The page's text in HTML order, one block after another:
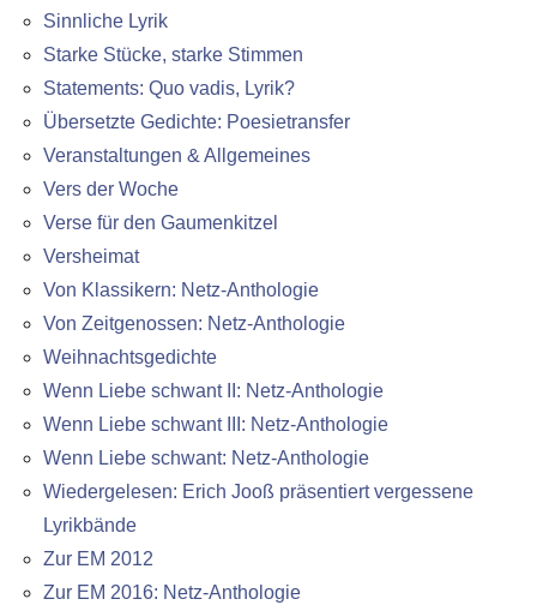
Sinnliche Lyrik
Starke Stücke, starke Stimmen
Statements: Quo vadis, Lyrik?
Übersetzte Gedichte: Poesietransfer
Veranstaltungen & Allgemeines
Vers der Woche
Verse für den Gaumenkitzel
Versheimat
Von Klassikern: Netz-Anthologie
Von Zeitgenossen: Netz-Anthologie
Weihnachtsgedichte
Wenn Liebe schwant II: Netz-Anthologie
Wenn Liebe schwant III: Netz-Anthologie
Wenn Liebe schwant: Netz-Anthologie
Wiedergelesen: Erich Jooß präsentiert vergessene
Lyrikbände
Zur EM 2012
Zur EM 2016: Netz-Anthologie